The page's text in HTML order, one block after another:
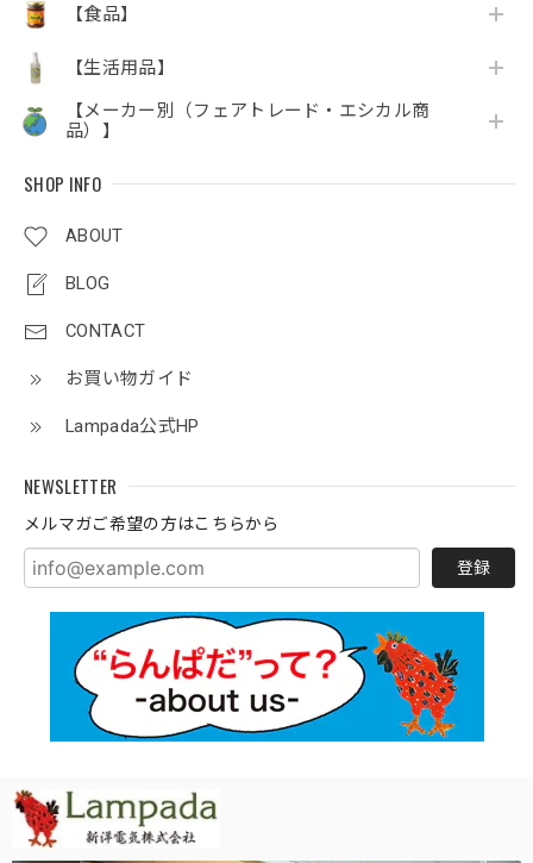
【食品】
【生活用品】
【メーカー別（フェアトレード・エシカル商
品）】
SHOP INFO
ABOUT
BLOG
CONTACT
お買い物ガイド
Lampada公式HP
NEWSLETTER
メルマガご希望の方はこちらから
登録